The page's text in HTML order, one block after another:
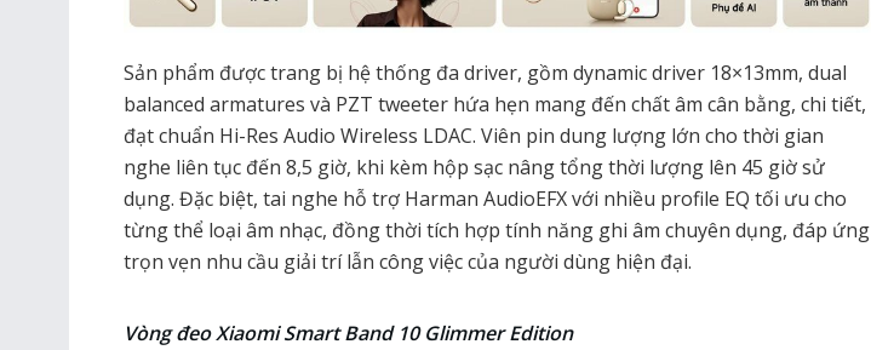
Sản phẩm được trang bị hệ thống đa driver, gồm dynamic driver 18×13mm, dual
balanced armatures và PZT tweeter hứa hẹn mang đến chất âm cân bằng, chi tiết,
đạt chuẩn Hi-Res Audio Wireless LDAC. Viên pin dung lượng lớn cho thời gian
nghe liên tục đến 8,5 giờ, khi kèm hộp sạc nâng tổng thời lượng lên 45 giờ sử
dụng. Đặc biệt, tai nghe hỗ trợ Harman AudioEFX với nhiều profile EQ tối ưu cho
từng thể loại âm nhạc, đồng thời tích hợp tính năng ghi âm chuyên dụng, đáp ứng
trọn vẹn nhu cầu giải trí lẫn công việc của người dùng hiện đại.
Vòng đeo Xiaomi Smart Band 10 Glimmer Edition​